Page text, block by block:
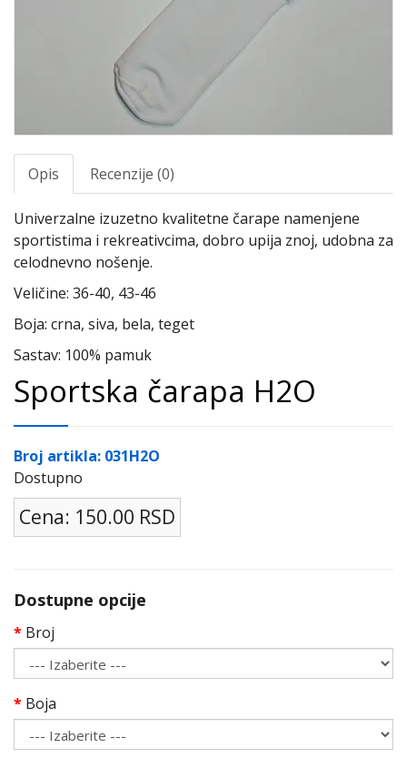
Opis Recenzije (0)
Univerzalne izuzetno kvalitetne čarape namenjene
sportistima i rekreativcima, dobro upija znoj, udobna za
celodnevno nošenje.
Veličine: 36-40, 43-46
Boja: crna, siva, bela, teget
Sastav: 100% pamuk
Sportska čarapa H2O
Broj artikla: 031H2O
Dostupno
Cena: 150.00 RSD
Dostupne opcije
Broj
Boja